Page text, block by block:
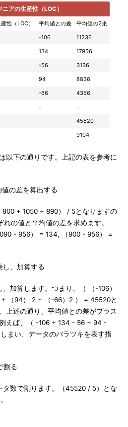
アの生産性（LOC）
性（LOC） 平均値との差
平均値の2乗
-106
11236
134
17956
-56
3136
94
8836
-66
4356
-
-
-
45520
- 9104
以下の通りです。上記の表を参考に
値の差を算出する
+ 1050 + 890） / 5となりますの
の値と平均値の差を求めます。
- 956） = 134, （900 - 956） =
し、加算する
加算します。つまり、（ （-106）
（94） 2 + （-66）2 ） = 45520と
上述の通り、平均値との差がプラス
えば、（ -106 + 134 - 56 + 94 -
まい、データのバラツキを表す指
割る
数で割ります。（45520 / 5）とな